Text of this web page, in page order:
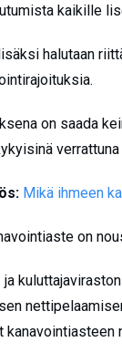
kaikille
halutaan
on saada
Mikä ihmeen
on
ja
kanavointiasteen